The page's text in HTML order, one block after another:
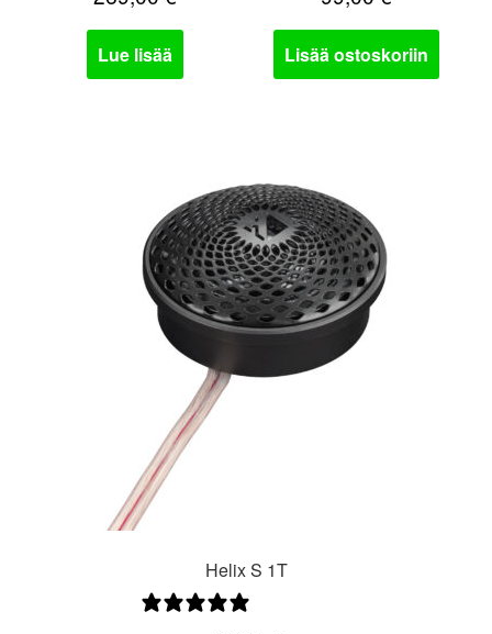
Lue lisää Lisää ostoskoriin
Helix S 1T